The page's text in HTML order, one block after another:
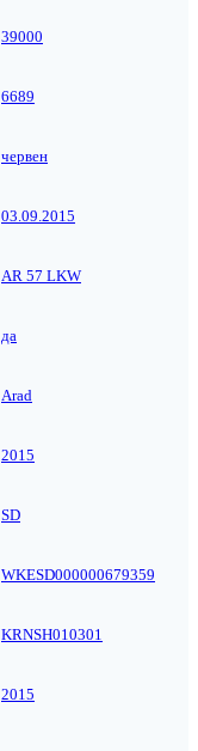
39000
6689
червен
03.09.2015
AR 57 LKW
да
Arad
2015
SD
WKESD000000679359
KRNSH010301
2015